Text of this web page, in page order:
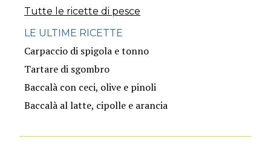
Tutte le ricette di pesce
LE ULTIME RICETTE
Carpaccio di spigola e tonno
Tartare di sgombro
Baccalà con ceci, olive e pinoli
Baccalà al latte, cipolle e arancia